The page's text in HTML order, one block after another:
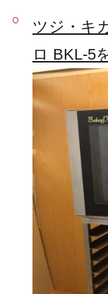
ツジ・キ
ロ BKL-5